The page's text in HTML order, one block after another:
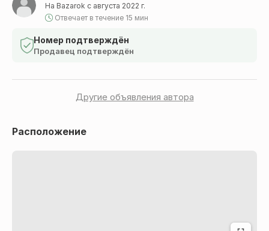
На Bazarok с августа 2022 г.
Отвечает в течение 15 мин
Номер подтверждён
Продавец подтверждён
Другие объявления автора
Расположение